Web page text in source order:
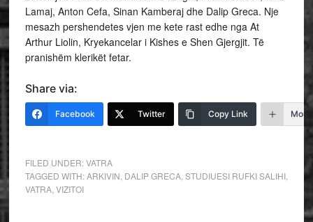
Lamaj, Anton Cefa, Sinan Kamberaj dhe Dalip Greca. Nje
mesazh pershendetes vjen me kete rast edhe nga At
Arthur Liolin, Kryekancelar i Kishes e Shen Gjergjit. Të
pranishëm klerikët fetar.
Share via:
Facebook Twitter Copy Link More
FILED UNDER:VATRA
TAGGED WITH:ARKIVIN DALIP GRECA, STUDIUESI RUFKI SALIHI,
VATRA, VIZITOI